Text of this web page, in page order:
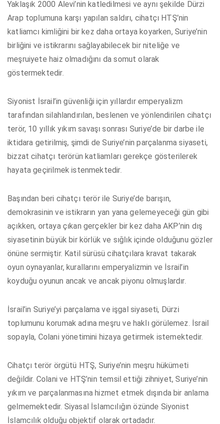
Yaklaşık 2000 Alevi’nin katledilmesi ve aynı şekilde Dürzi
Arap toplumuna karşı yapılan saldırı, cihatçı HTŞ’nin
katliamcı kimliğini bir kez daha ortaya koyarken, Suriye’nin
birliğini ve istikrarını sağlayabilecek bir niteliğe ve
meşruiyete haiz olmadığını da somut olarak
göstermektedir.
Siyonist İsrail’in güvenliği için yıllardır emperyalizm
tarafından silahlandırılan, beslenen ve yönlendirilen cihatçı
terör, 10 yıllık yıkım savaşı sonrası Suriye’de bir darbe ile
iktidara getirilmiş, şimdi de Suriye’nin parçalanma siyaseti,
bizzat cihatçı terörün katliamları gerekçe gösterilerek
hayata geçirilmek istenmektedir.
Başından beri cihatçı terör ile Suriye’de barışın,
demokrasinin ve istikrarın yan yana gelemeyeceği gün gibi
açıkken, ortaya çıkan gerçekler bir kez daha AKP’nin dış
siyasetinin büyük bir körlük ve sığlık içinde olduğunu gözler
önüne sermiştir. Katil sürüsü cihatçılara kravat takarak
oyun oynayanlar, kurallarını emperyalizmin ve İsrail’in
koyduğu oyunun ancak ve ancak piyonu olmuşlardır.
İsrail’in Suriye’yi parçalama ve işgal siyaseti, Dürzi
toplumunu korumak adına meşru ve haklı görülemez. İsrail
sopayla, Colani yönetimini hizaya getirmek istemektedir.
Cihatçı terör örgütü HTŞ, Suriye’nin meşru hükümeti
değildir. Colani ve HTŞ’nin temsil ettiği zihniyet, Suriye’nin
yıkım ve parçalanmasına hizmet etmek dışında bir anlama
gelmemektedir. Siyasal İslamcılığın özünde Siyonist
İslamcılık olduğu objektif olarak ortadadır.